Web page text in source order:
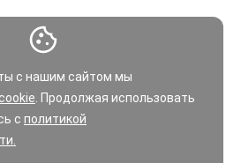
с нашим сайтом мы
cookie . Продолжая использовать
с политикой